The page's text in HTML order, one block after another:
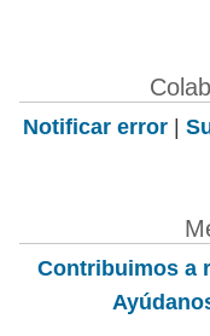
Notificar error |
Contribuimos a